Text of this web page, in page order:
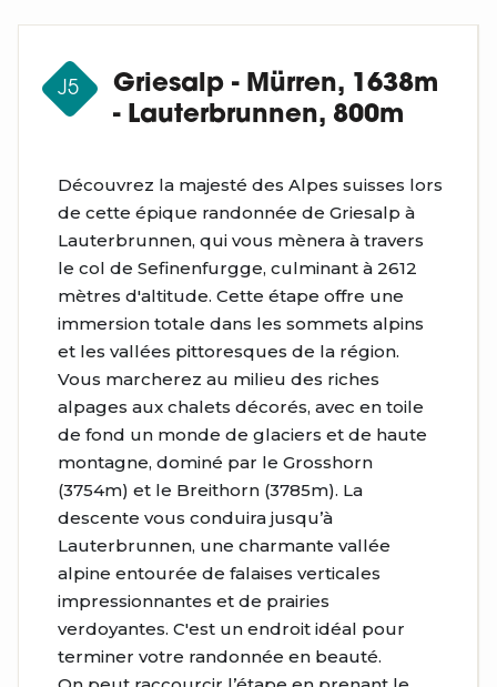
J5
Griesalp - Mürren, 1638m
- Lauterbrunnen, 800m
Découvrez la majesté des Alpes suisses lors
de cette épique randonnée de Griesalp à
Lauterbrunnen, qui vous mènera à travers
le col de Sefinenfurgge, culminant à 2612
mètres d'altitude. Cette étape offre une
immersion totale dans les sommets alpins
et les vallées pittoresques de la région.
Vous marcherez au milieu des riches
alpages aux chalets décorés, avec en toile
de fond un monde de glaciers et de haute
montagne, dominé par le Grosshorn
(3754m) et le Breithorn (3785m). La
descente vous conduira jusqu’à
Lauterbrunnen, une charmante vallée
alpine entourée de falaises verticales
impressionnantes et de prairies
verdoyantes. C'est un endroit idéal pour
terminer votre randonnée en beauté.